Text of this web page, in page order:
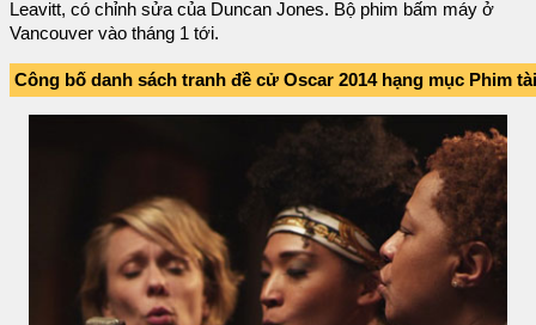
Leavitt, có chỉnh sửa của Duncan Jones. Bộ phim bấm máy ở
Vancouver vào tháng 1 tới.
Công bố danh sách tranh đề cử Oscar 2014 hạng mục Phim